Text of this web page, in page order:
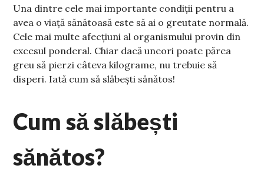
Una dintre cele mai importante condiții pentru a
avea o viață sănătoasă este să ai o greutate normală.
Cele mai multe afecțiuni al organismului provin din
excesul ponderal. Chiar dacă uneori poate părea
greu să pierzi câteva kilograme, nu trebuie să
disperi. Iată cum să slăbești sănătos!
Cum să slăbești
sănătos?